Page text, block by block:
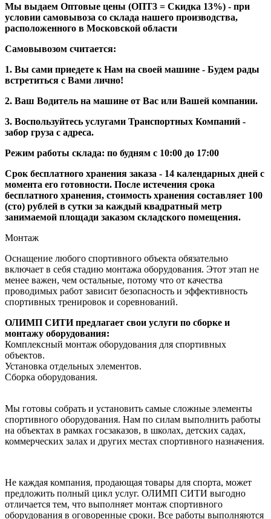
Мы выдаем Оптовые цены (ОПТ3 = Скидка 13%) - при
условии самовывоза со склада нашего производства,
расположенного в Московской области
Самовывозом считается:
1. Вы сами приедете к Нам на своей машине - Будем рады
встретиться с Вами лично!
2. Ваш Водитель на машине от Вас или Вашей компании.
3. Воспользуйтесь услугами Транспортных Компаний -
забор груза с адреса.
Режим работы склада: по будням с 10:00 до 17:00
Срок бесплатного хранения заказа - 14 календарных дней с
момента его готовности. После истечения срока
бесплатного хранения, стоимость хранения составляет 100
(сто) рублей в сутки за каждый квадратный метр
занимаемой площади заказом складского помещения.
Монтаж
Оснащение любого спортивного объекта обязательно
включает в себя стадию монтажа оборудования. Этот этап не
менее важен, чем остальные, потому что от качества
проводимых работ зависит безопасность и эффективность
спортивных тренировок и соревнований.
ОЛИМП СИТИ предлагает свои услуги по сборке и
монтажу оборудования:
Комплексный монтаж оборудования для спортивных
объектов.
Установка отдельных элементов.
Сборка оборудования.
Мы готовы собрать и установить самые сложные элементы
спортивного оборудования. Нам по силам выполнить работы
на объектах в рамках госзаказов, в школах, детских садах,
коммерческих залах и других местах спортивного назначения.
Не каждая компания, продающая товары для спорта, может
предложить полный цикл услуг. ОЛИМП СИТИ выгодно
отличается тем, что выполняет монтаж спортивного
оборудования в оговоренные сроки. Все работы выполняются